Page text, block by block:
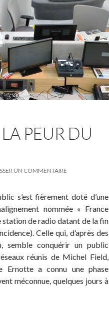
PEUR DU
UN COMMENTAIRE
s’est fièrement doté d’une
nommée « France
station de radio datant de la fin
Celle qui, d’après des
semble conquérir un public
réunis de Michel Field,
Ernotte a connu une phase
méconnue, quelques jours à